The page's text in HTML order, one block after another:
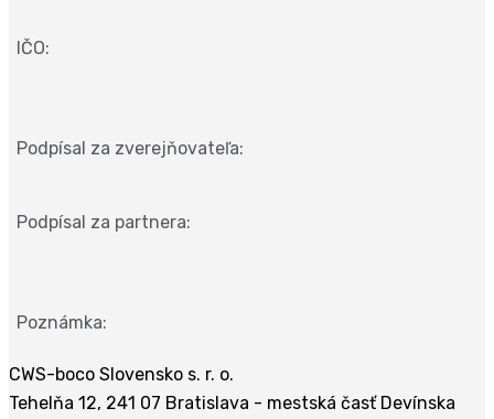
IČO:
Podpísal za zverejňovateľa:
Podpísal za partnera:
Poznámka:
CWS-boco Slovensko s. r. o.
Tehelňa 12, 241 07 Bratislava - mestská časť Devínska